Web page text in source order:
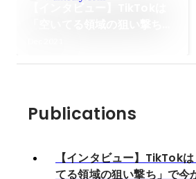
Publications
【インタビュー】TikTok
てる領域の狙い撃ち」で今